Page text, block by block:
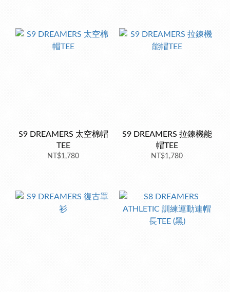
S9 DREAMERS 太空棉帽
TEE
NT$1,780
S9 DREAMERS 拉鍊機能
帽TEE
NT$1,780